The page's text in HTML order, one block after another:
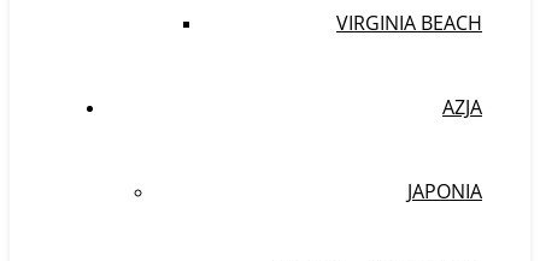
VIRGINIA BEACH
AZJA
JAPONIA